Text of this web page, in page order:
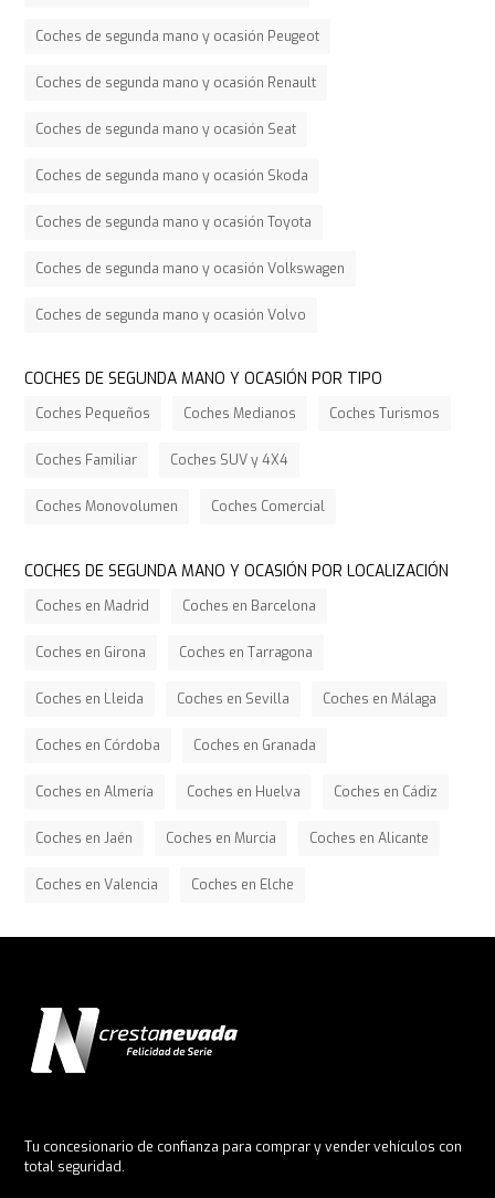
Coches de segunda mano y ocasión Peugeot
Coches de segunda mano y ocasión Renault
Coches de segunda mano y ocasión Seat
Coches de segunda mano y ocasión Skoda
Coches de segunda mano y ocasión Toyota
Coches de segunda mano y ocasión Volkswagen
Coches de segunda mano y ocasión Volvo
COCHES DE SEGUNDA MANO Y OCASIÓN POR TIPO
Coches Pequeños Coches Medianos Coches Turismos
Coches Familiar Coches SUV y 4X4
Coches Monovolumen Coches Comercial
COCHES DE SEGUNDA MANO Y OCASIÓN POR LOCALIZACIÓN
Coches en Madrid Coches en Barcelona
Coches en Girona Coches en Tarragona
Coches en Lleida Coches en Sevilla Coches en Málaga
Coches en Córdoba Coches en Granada
Coches en Almería Coches en Huelva Coches en Cádiz
Coches en Jaén Coches en Murcia Coches en Alicante
Coches en Valencia Coches en Elche
Tu concesionario de confianza para comprar y vender vehículos con
total seguridad.